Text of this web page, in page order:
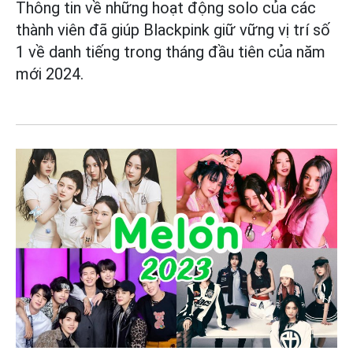
Thông tin về những hoạt động solo của các
thành viên đã giúp Blackpink giữ vững vị trí số
1 về danh tiếng trong tháng đầu tiên của năm
mới 2024.